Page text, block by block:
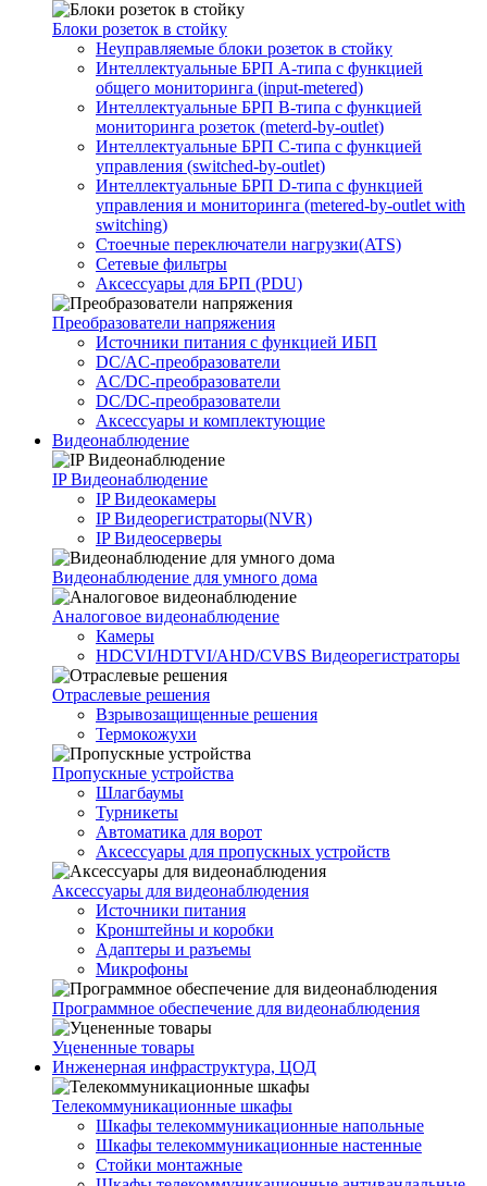
Блоки розеток в стойку
Неуправляемые блоки розеток в стойку
Интеллектуальные БРП А-типа с функцией
общего мониторинга (input-metered)
Интеллектуальные БРП B-типа с функцией
мониторинга розеток (meterd-by-outlet)
Интеллектуальные БРП C-типа с функцией
управления (switched-by-outlet)
Интеллектуальные БРП D-типа с функцией
управления и мониторинга (metered-by-outlet with
switching)
Стоечные переключатели нагрузки(ATS)
Сетевые фильтры
Аксессуары для БРП (PDU)
Преобразователи напряжения
Источники питания c функцией ИБП
DC/AC-преобразователи
AC/DC-преобразователи
DC/DC-преобразователи
Аксессуары и комплектующие
Видеонаблюдение
IP Видеонаблюдение
IP Видеокамеры
IP Видеорегистраторы(NVR)
IP Видеосерверы
Видеонаблюдение для умного дома
Аналоговое видеонаблюдение
Камеры
HDCVI/HDTVI/AHD/CVBS Видеорегистраторы
Отраслевые решения
Взрывозащищенные решения
Термокожухи
Пропускные устройства
Шлагбаумы
Турникеты
Автоматика для ворот
Аксессуары для пропускных устройств
Аксессуары для видеонаблюдения
Источники питания
Кронштейны и коробки
Адаптеры и разъемы
Микрофоны
Программное обеспечение для видеонаблюдения
Уцененные товары
Инженерная инфраструктура, ЦОД
Телекоммуникационные шкафы
Шкафы телекоммуникационные напольные
Шкафы телекоммуникационные настенные
Стойки монтажные